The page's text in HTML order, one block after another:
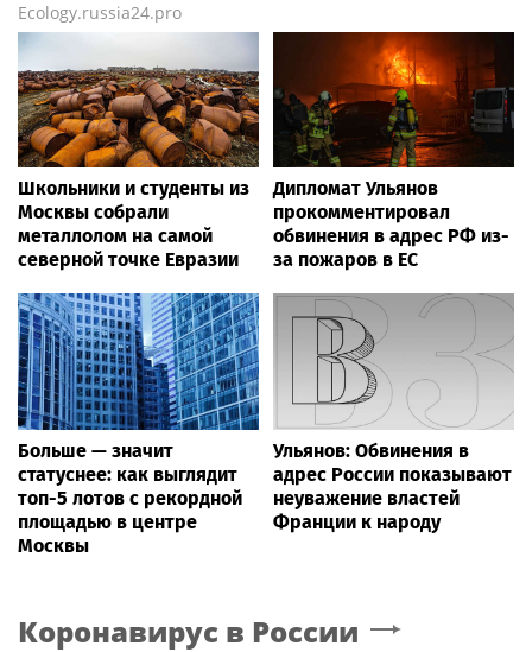
Ecology.russia24.pro
Школьники и студенты из
Москвы собрали
металлолом на самой
северной точке Евразии
Дипломат Ульянов
прокомментировал
обвинения в адрес РФ из-
за пожаров в ЕС
Больше — значит
статуснее: как выглядит
топ-5 лотов с рекордной
площадью в центре
Москвы
Ульянов: Обвинения в
адрес России показывают
неуважение властей
Франции к народу
Коронавирус в России